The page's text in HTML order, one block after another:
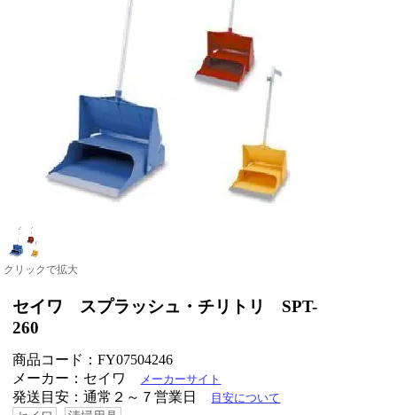
クリックで拡大
セイワ スプラッシュ・チリトリ SPT-
260
商品コード：FY07504246
メーカー：セイワ
メーカーサイト
発送目安：通常２～７営業日 目安について